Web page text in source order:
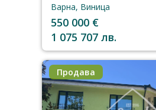
Варна, Виница
550 000 €
1 075 707 лв.
Продава